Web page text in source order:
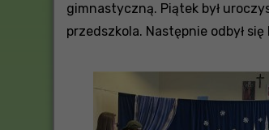
gimnastyczną. Piątek był
przedszkola. Następnie odbył